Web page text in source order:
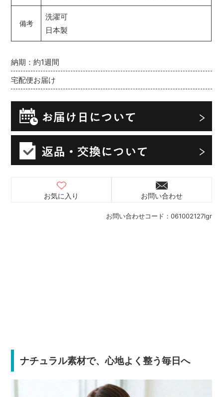
お問い合わせコード： 061002127lgr
納期：約1週間
宅配便お届け
お気に入り お問い合わせ
ナチュラル素材で、心地よく整う毎日へ
備考
洗濯可
日本製